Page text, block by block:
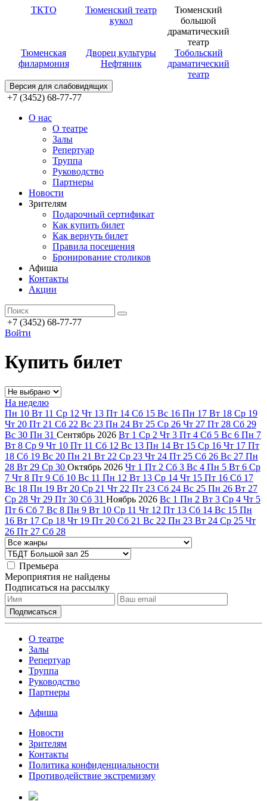
ТКТО
Тюменский театр
кукол
Тюменский
большой
драматический
театр
Тюменская
филармония
Дворец культуры
Нефтяник
Тобольский
драматический
театр
Версия для слабовидящих
+7 (3452) 68-77-77
О нас
О театре
Залы
Репертуар
Труппа
Руководство
Партнеры
Новости
Зрителям
Подарочный сертификат
Как купить билет
Как вернуть билет
Правила посещения
Бронирование столиков
Афиша
Контакты
Акции
+7 (3452) 68-77-77
Войти
Купить билет
На неделю
Пн 10 Вт 11 Ср 12 Чт 13 Пт 14 Сб 15 Вс 16 Пн 17 Вт 18 Ср 19
Чт 20 Пт 21 Сб 22 Вс 23 Пн 24 Вт 25 Ср 26 Чт 27 Пт 28 Сб 29
Вс 30 Пн 31 Сентябрь 2026 Вт 1 Ср 2 Чт 3 Пт 4 Сб 5 Вс 6 Пн 7
Вт 8 Ср 9 Чт 10 Пт 11 Сб 12 Вс 13 Пн 14 Вт 15 Ср 16 Чт 17 Пт
18 Сб 19 Вс 20 Пн 21 Вт 22 Ср 23 Чт 24 Пт 25 Сб 26 Вс 27 Пн
28 Вт 29 Ср 30 Октябрь 2026 Чт 1 Пт 2 Сб 3 Вс 4 Пн 5 Вт 6 Ср
7 Чт 8 Пт 9 Сб 10 Вс 11 Пн 12 Вт 13 Ср 14 Чт 15 Пт 16 Сб 17
Вс 18 Пн 19 Вт 20 Ср 21 Чт 22 Пт 23 Сб 24 Вс 25 Пн 26 Вт 27
Ср 28 Чт 29 Пт 30 Сб 31 Ноябрь 2026 Вс 1 Пн 2 Вт 3 Ср 4 Чт 5
Пт 6 Сб 7 Вс 8 Пн 9 Вт 10 Ср 11 Чт 12 Пт 13 Сб 14 Вс 15 Пн
16 Вт 17 Ср 18 Чт 19 Пт 20 Сб 21 Вс 22 Пн 23 Вт 24 Ср 25 Чт
26 Пт 27 Сб 28
Премьера
Мероприятия не найдены
Подписаться на рассылку
О театре
Залы
Репертуар
Труппа
Руководство
Партнеры
Афиша
Новости
Зрителям
Контакты
Политика конфиденциальности
Противодействие экстремизму